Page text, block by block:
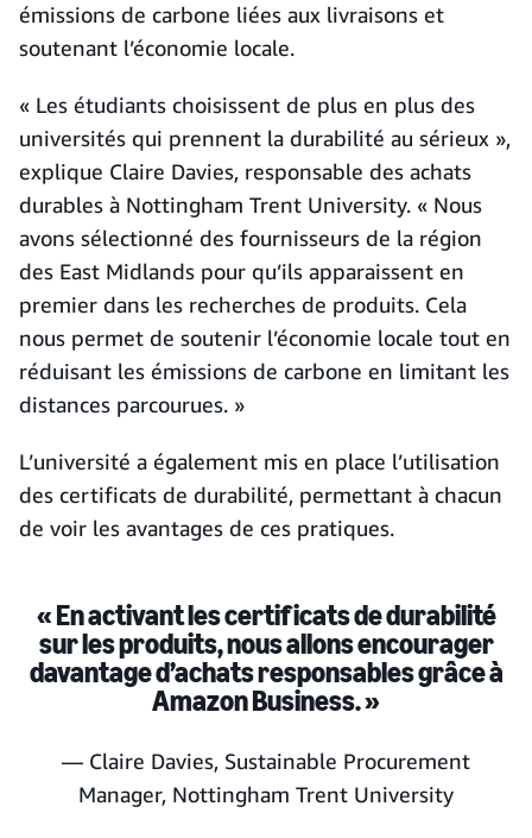
émissions de carbone liées aux livraisons et
soutenant l’économie locale.
« Les étudiants choisissent de plus en plus des
universités qui prennent la durabilité au sérieux »,
explique Claire Davies, responsable des achats
durables à Nottingham Trent University. « Nous
avons sélectionné des fournisseurs de la région
des East Midlands pour qu’ils apparaissent en
premier dans les recherches de produits. Cela
nous permet de soutenir l’économie locale tout en
réduisant les émissions de carbone en limitant les
distances parcourues. »
L’université a également mis en place l’utilisation
des certificats de durabilité, permettant à chacun
de voir les avantages de ces pratiques.
« En activant les certificats de durabilité
sur les produits, nous allons encourager
davantage d’achats responsables grâce à
Amazon Business. »
— Claire Davies, Sustainable Procurement
Manager, Nottingham Trent University